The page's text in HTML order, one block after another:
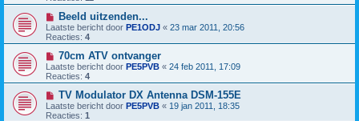
Beeld uitzenden...
Laatste bericht door PE1ODJ « 23 mar 2011, 20:56
Reacties: 4
70cm ATV ontvanger
Laatste bericht door PE5PVB « 24 feb 2011, 17:09
Reacties: 4
TV Modulator DX Antenna DSM-155E
Laatste bericht door PE5PVB « 19 jan 2011, 18:35
Reacties: 1